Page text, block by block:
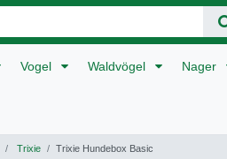
Vogel Waldvögel Nager
Trixie Trixie Hundebox Basic